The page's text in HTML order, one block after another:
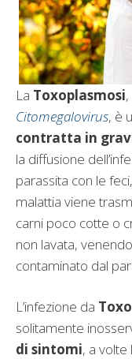
La Toxoplasmosi
Citomegalovirus, è
contratta in
la diffusione
parassita con le
malattia viene
carni poco cotte o
non lavata,
contaminato dal
L’infezione da
solitamente
di sintomi, a